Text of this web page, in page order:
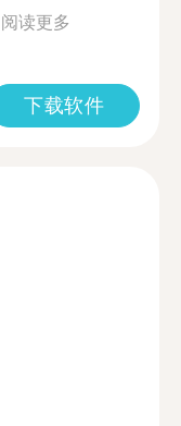
阅读更多
下载软件